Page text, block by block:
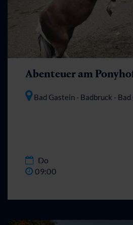
Abenteuer am
Bad Gastein - Badbruck -
Do
09:00